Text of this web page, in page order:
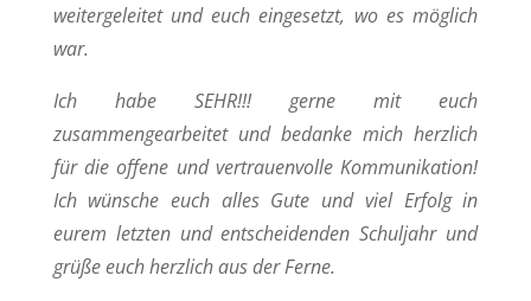
weitergeleitet und euch eingesetzt, wo es möglich
war.
Ich habe SEHR!!! gerne mit euch
zusammengearbeitet und bedanke mich herzlich
für die offene und vertrauenvolle Kommunikation!
Ich wünsche euch alles Gute und viel Erfolg in
eurem letzten und entscheidenden Schuljahr und
grüße euch herzlich aus der Ferne.